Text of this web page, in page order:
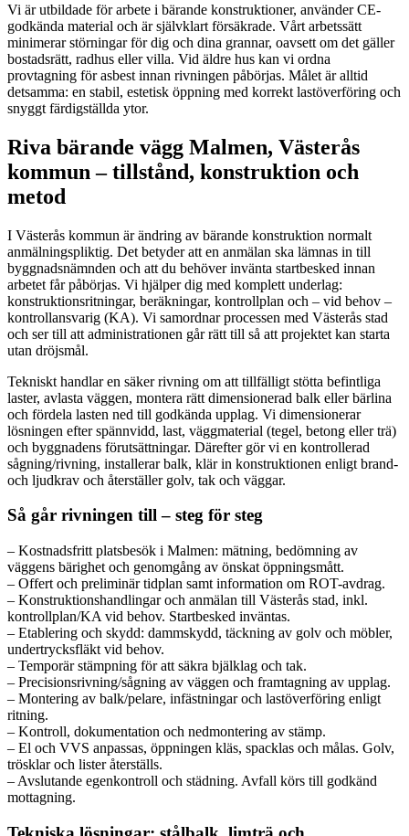
Vi är utbildade för arbete i bärande konstruktioner, använder CE-
godkända material och är självklart försäkrade. Vårt arbetssätt
minimerar störningar för dig och dina grannar, oavsett om det gäller
bostadsrätt, radhus eller villa. Vid äldre hus kan vi ordna
provtagning för asbest innan rivningen påbörjas. Målet är alltid
detsamma: en stabil, estetisk öppning med korrekt lastöverföring och
snyggt färdigställda ytor.
Riva bärande vägg Malmen, Västerås
kommun – tillstånd, konstruktion och
metod
I Västerås kommun är ändring av bärande konstruktion normalt
anmälningspliktig. Det betyder att en anmälan ska lämnas in till
byggnadsnämnden och att du behöver invänta startbesked innan
arbetet får påbörjas. Vi hjälper dig med komplett underlag:
konstruktionsritningar, beräkningar, kontrollplan och – vid behov –
kontrollansvarig (KA). Vi samordnar processen med Västerås stad
och ser till att administrationen går rätt till så att projektet kan starta
utan dröjsmål.
Tekniskt handlar en säker rivning om att tillfälligt stötta befintliga
laster, avlasta väggen, montera rätt dimensionerad balk eller bärlina
och fördela lasten ned till godkända upplag. Vi dimensionerar
lösningen efter spännvidd, last, väggmaterial (tegel, betong eller trä)
och byggnadens förutsättningar. Därefter gör vi en kontrollerad
sågning/rivning, installerar balk, klär in konstruktionen enligt brand-
och ljudkrav och återställer golv, tak och väggar.
Så går rivningen till – steg för steg
– Kostnadsfritt platsbesök i Malmen: mätning, bedömning av
väggens bärighet och genomgång av önskat öppningsmått.
– Offert och preliminär tidplan samt information om ROT-avdrag.
– Konstruktionshandlingar och anmälan till Västerås stad, inkl.
kontrollplan/KA vid behov. Startbesked inväntas.
– Etablering och skydd: dammskydd, täckning av golv och möbler,
undertrycksfläkt vid behov.
– Temporär stämpning för att säkra bjälklag och tak.
– Precisionsrivning/sågning av väggen och framtagning av upplag.
– Montering av balk/pelare, infästningar och lastöverföring enligt
ritning.
– Kontroll, dokumentation och nedmontering av stämp.
– El och VVS anpassas, öppningen kläs, spacklas och målas. Golv,
trösklar och lister återställs.
– Avslutande egenkontroll och städning. Avfall körs till godkänd
mottagning.